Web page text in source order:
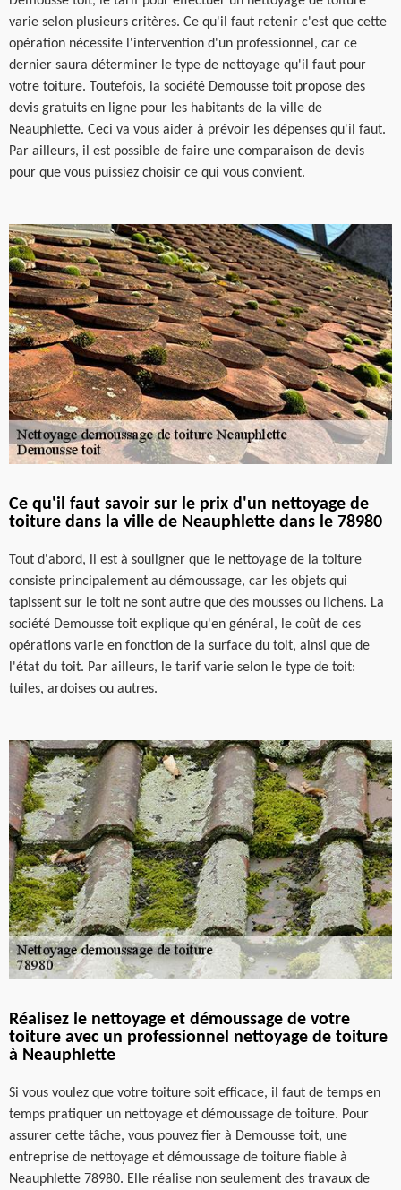
varie selon plusieurs critères. Ce qu'il faut retenir c'est que cette
opération nécessite l'intervention d'un professionnel, car ce
dernier saura déterminer le type de nettoyage qu'il faut pour
votre toiture. Toutefois, la société Demousse toit propose des
devis gratuits en ligne pour les habitants de la ville de
Neauphlette. Ceci va vous aider à prévoir les dépenses qu'il faut.
Par ailleurs, il est possible de faire une comparaison de devis
pour que vous puissiez choisir ce qui vous convient.
Ce qu'il faut savoir sur le prix d'un nettoyage de
toiture dans la ville de Neauphlette dans le 78980
Tout d'abord, il est à souligner que le nettoyage de la toiture
consiste principalement au démoussage, car les objets qui
tapissent sur le toit ne sont autre que des mousses ou lichens. La
société Demousse toit explique qu'en général, le coût de ces
opérations varie en fonction de la surface du toit, ainsi que de
l'état du toit. Par ailleurs, le tarif varie selon le type de toit:
tuiles, ardoises ou autres.
Réalisez le nettoyage et démoussage de votre
toiture avec un professionnel nettoyage de toiture
à Neauphlette
Si vous voulez que votre toiture soit efficace, il faut de temps en
temps pratiquer un nettoyage et démoussage de toiture. Pour
assurer cette tâche, vous pouvez fier à Demousse toit, une
entreprise de nettoyage et démoussage de toiture fiable à
Neauphlette 78980. Elle réalise non seulement des travaux de